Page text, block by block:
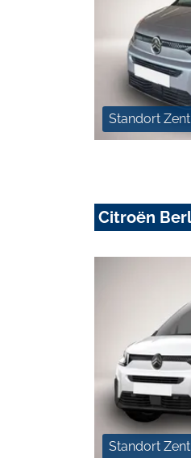
Standort
Citroën
Standort